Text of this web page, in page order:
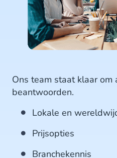
Ons team staat klaar om
beantwoorden.
Lokale en
Prijsopties
Branchekennis